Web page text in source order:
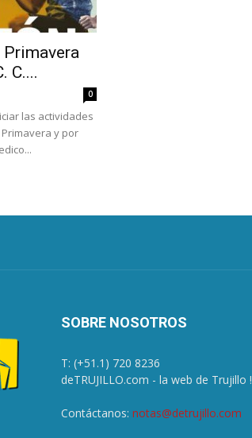
C....
0
las actividades
y por
SOBRE NOSOTROS
T: (+51.1) 720 8236
deTRUJILLO.com - la web de Trujillo !
Contáctanos: notas@detrujillo.com